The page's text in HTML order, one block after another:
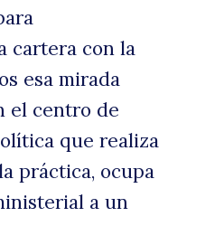
cartera con la
esa mirada
el centro de
que realiza
práctica, ocupa
a un